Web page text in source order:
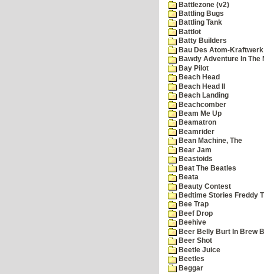
Battlezone (v2)
Battling Bugs
Battling Tank
Battlot
Batty Builders
Bau Des Atom-Kraftwerk
Bawdy Adventure In The
Bay Pilot
Beach Head
Beach Head II
Beach Landing
Beachcomber
Beam Me Up
Beamatron
Beamrider
Bean Machine, The
Bear Jam
Beastoids
Beat The Beatles
Beata
Beauty Contest
Bedtime Stories Freddy
Bee Trap
Beef Drop
Beehive
Beer Belly Burt In Brew
Beer Shot
Beetle Juice
Beetles
Beggar